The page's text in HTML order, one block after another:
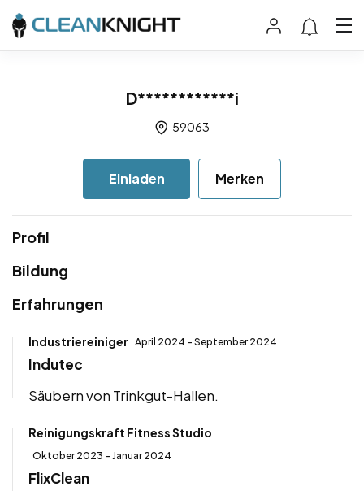
D************i
59063
Einladen Merken
Profil
Bildung
Erfahrungen
Industriereiniger April 2024 - September 2024
Indutec
Säubern von Trinkgut-Hallen.
Reinigungskraft Fitness Studio
Oktober 2023 - Januar 2024
FlixClean